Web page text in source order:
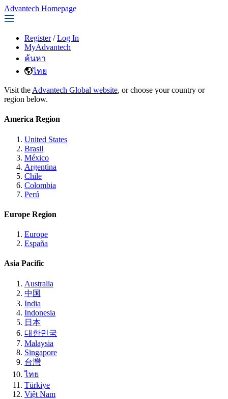
Advantech Homepage
Register / Log In
MyAdvantech
ค้นหา
ไทย
Visit the Advantech Global website, or choose your country or
region below.
America Region
United States
Brasil
México
Argentina
Chile
Colombia
Perú
Europe Region
Europe
España
Asia Pacific
Australia
中国
India
Indonesia
日本
대한민국
Malaysia
Singapore
台灣
ไทย
Türkiye
Việt Nam